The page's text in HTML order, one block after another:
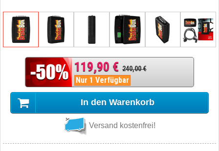
119,90 € 240,00 €
Nur 1 Verfügbar
In den Warenkorb
Versand kostenfrei!